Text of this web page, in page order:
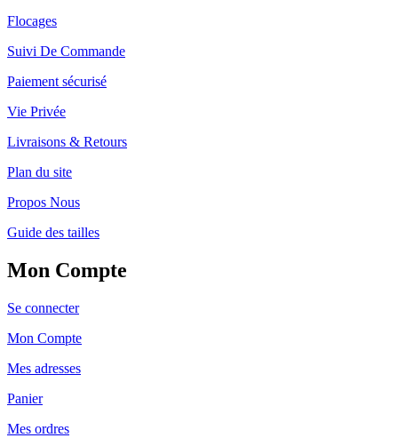
Flocages
Suivi De Commande
Paiement sécurisé
Vie Privée
Livraisons & Retours
Plan du site
Propos Nous
Guide des tailles
Mon Compte
Se connecter
Mon Compte
Mes adresses
Panier
Mes ordres